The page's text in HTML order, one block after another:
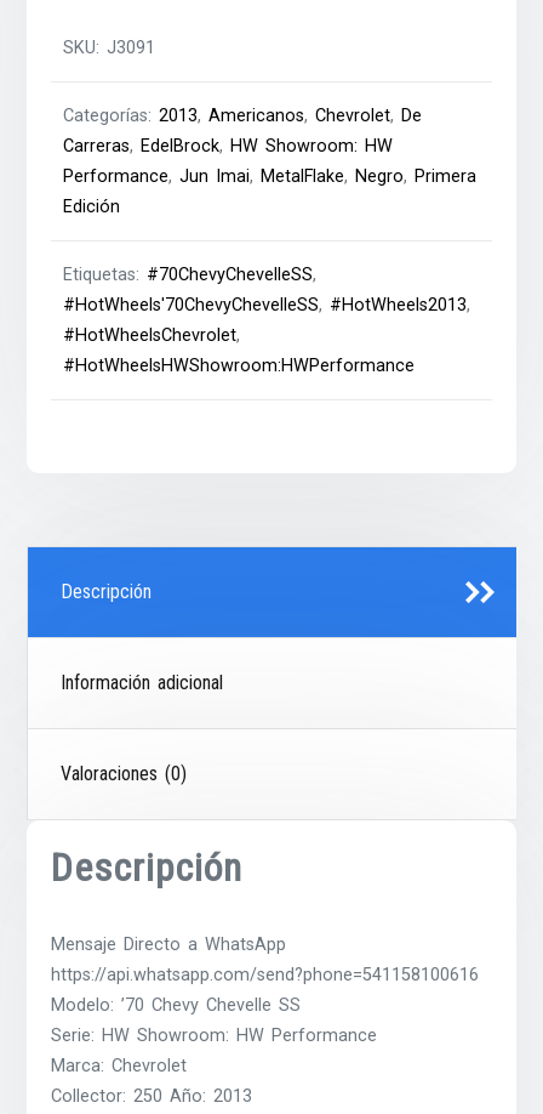
SKU:J3091
Categorías:2013,Americanos,Chevrolet, De
Carreras, EdelBrock, HW Showroom: HW
Performance,Jun Imai, MetalFlake, Negro, Primera
Edición
Etiquetas: #70ChevyChevelleSS,
#HotWheels'70ChevyChevelleSS, #HotWheels2013,
#HotWheelsChevrolet,
#HotWheelsHWShowroom:HWPerformance
Descripción
Información adicional
Valoraciones (0)
Descripción
Mensaje Directo a WhatsApp
https://api.whatsapp.com/send?phone=541158100616
Modelo: ’70 Chevy Chevelle SS
Serie: HW Showroom: HW Performance
Marca: Chevrolet
Collector: 250 Año: 2013